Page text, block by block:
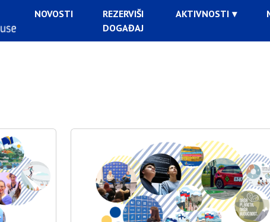
NOVOSTI
REZERVIŠI
DOGAĐAJ
AKTIVNOSTI